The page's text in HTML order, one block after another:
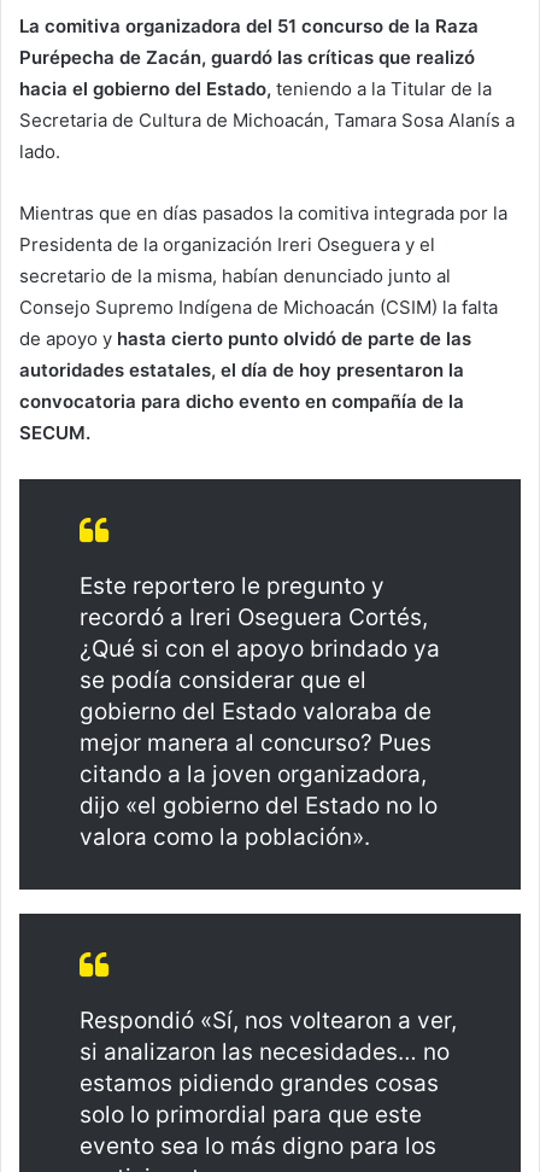
La comitiva organizadora del 51 concurso de la Raza
Purépecha de Zacán, guardó las críticas que realizó
hacia el gobierno del Estado, teniendo a la Titular de la
Secretaria de Cultura de Michoacán, Tamara Sosa Alanís a
lado.
Mientras que en días pasados la comitiva integrada por la
Presidenta de la organización Ireri Oseguera y el
secretario de la misma, habían denunciado junto al
Consejo Supremo Indígena de Michoacán (CSIM) la falta
de apoyo y hasta cierto punto olvidó de parte de las
autoridades estatales, el día de hoy presentaron la
convocatoria para dicho evento en compañía de la
SECUM.
Este reportero le pregunto y
recordó a Ireri Oseguera Cortés,
¿Qué si con el apoyo brindado ya
se podía considerar que el
gobierno del Estado valoraba de
mejor manera al concurso? Pues
citando a la joven organizadora,
dijo «el gobierno del Estado no lo
valora como la población».
Respondió «Sí, nos voltearon a ver,
si analizaron las necesidades… no
estamos pidiendo grandes cosas
solo lo primordial para que este
evento sea lo más digno para los